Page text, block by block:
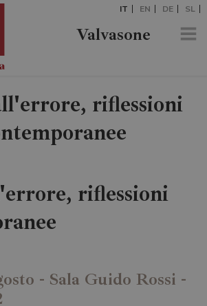
IT EN DE SL
Valvasone
riflessioni
riflessioni
- Sala Guido Rossi -